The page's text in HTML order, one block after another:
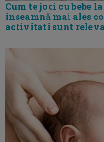
Cum te joci cu bebe
inseamnă mai ales
activitati sunt